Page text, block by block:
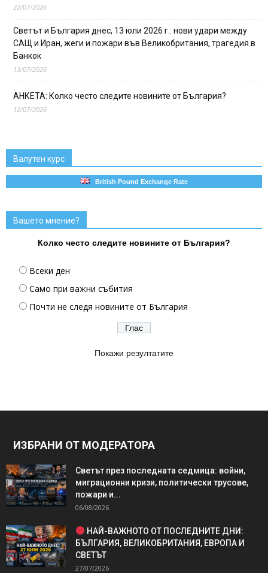
22/07/2026
Светът и България днес, 13 юли 2026 г.: нови удари между
САЩ и Иран, жеги и пожари във Великобритания, трагедия в
Банкок
13/07/2026
АНКЕТА: Колко често следите новините от България?
12/07/2026
Валутен курс
British Pound Exchange Rate
Вашето мнение?
Колко често следите новините от България?
Всеки ден
Само при важни събития
Почти не следя новините от България
Покажи резултатите
ИЗБРАНИ ОТ МОДЕРАТОРА
Светът през последната седмица: войни,
миграционни кризи, политически трусове,
пожари и...
06/08/2026
НАЙ-ВАЖНОТО ОТ ПОСЛЕДНИТЕ ДНИ:
БЪЛГАРИЯ, ВЕЛИКОБРИТАНИЯ, ЕВРОПА И
СВЕТЪТ
27/07/2026